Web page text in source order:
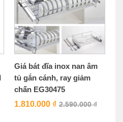
Giá bát đĩa inox nan âm
tủ gắn cánh, ray giảm
chấn EG30475
1.810.000 ₫ 2.590.000₫